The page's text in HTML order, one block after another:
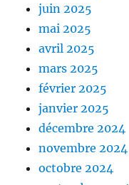
juin 2025
mai 2025
avril 2025
mars 2025
février 2025
janvier 2025
décembre 2024
novembre 2024
octobre 2024